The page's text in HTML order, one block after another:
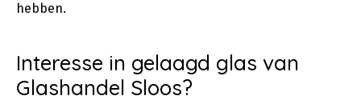
hebben.
Interesse in gelaagd glas van
Glashandel Sloos?